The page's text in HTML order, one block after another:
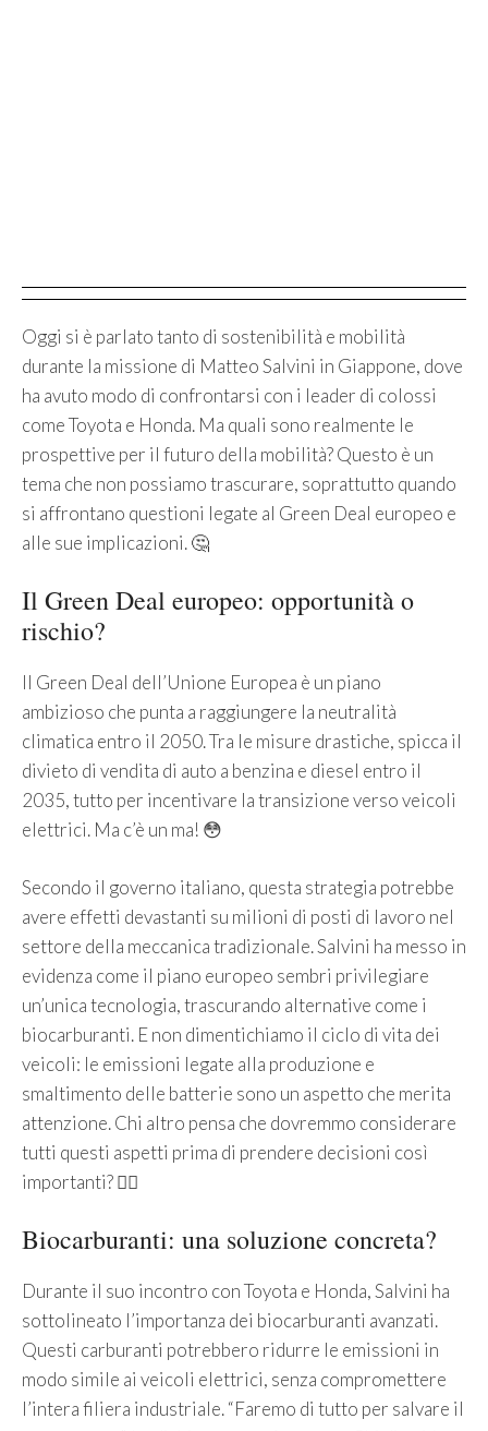
Oggi si è parlato tanto di sostenibilità e mobilità
durante la missione di Matteo Salvini in Giappone, dove
ha avuto modo di confrontarsi con i leader di colossi
come Toyota e Honda. Ma quali sono realmente le
prospettive per il futuro della mobilità? Questo è un
tema che non possiamo trascurare, soprattutto quando
si affrontano questioni legate al Green Deal europeo e
alle sue implicazioni. 🤔
Il Green Deal europeo: opportunità o
rischio?
Il Green Deal dell’Unione Europea è un piano
ambizioso che punta a raggiungere la neutralità
climatica entro il 2050. Tra le misure drastiche, spicca il
divieto di vendita di auto a benzina e diesel entro il
2035, tutto per incentivare la transizione verso veicoli
elettrici. Ma c’è un ma! 😳
Secondo il governo italiano, questa strategia potrebbe
avere effetti devastanti su milioni di posti di lavoro nel
settore della meccanica tradizionale. Salvini ha messo in
evidenza come il piano europeo sembri privilegiare
un’unica tecnologia, trascurando alternative come i
biocarburanti. E non dimentichiamo il ciclo di vita dei
veicoli: le emissioni legate alla produzione e
smaltimento delle batterie sono un aspetto che merita
attenzione. Chi altro pensa che dovremmo considerare
tutti questi aspetti prima di prendere decisioni così
importanti? 🙋‍♀️
Biocarburanti: una soluzione concreta?
Durante il suo incontro con Toyota e Honda, Salvini ha
sottolineato l’importanza dei biocarburanti avanzati.
Questi carburanti potrebbero ridurre le emissioni in
modo simile ai veicoli elettrici, senza compromettere
l’intera filiera industriale. “Faremo di tutto per salvare il